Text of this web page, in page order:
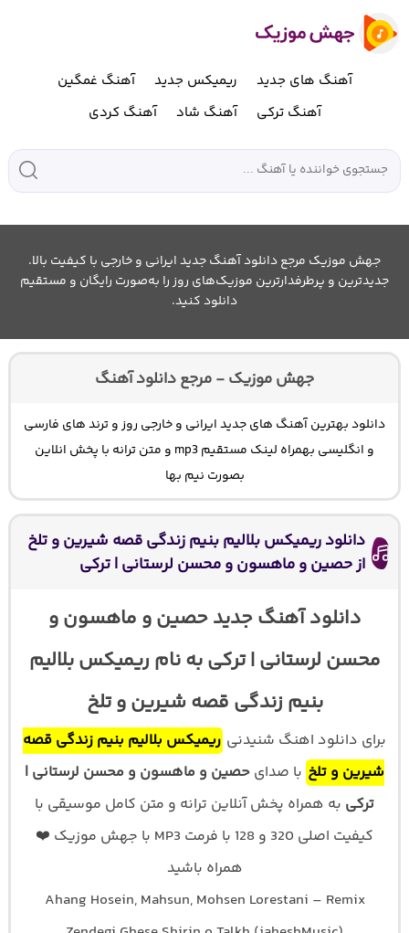
آهنگ های جدید ریمیکس جدید
آهنگ غمگین
آهنگ ترکی
آهنگ شاد آهنگ کردی
جهش موزیک مرجع دانلود آهنگ جدید ایرانی و خارجی با کیفیت بالا.
جدیدترین و پرطرفدارترین موزیک‌های روز را به‌صورت رایگان و مستقیم
دانلود کنید.
جهش موزیک - مرجع دانلود آهنگ
دانلود بهترین آهنگ های جدید ایرانی و خارجی روز و ترند های فارسی
و انگلیسی بهمراه لینک مستقیم mp3 و متن ترانه با پخش انلاین
بصورت نیم بها
دانلود ریمیکس بلالیم بنیم زندگی قصه شیرین و تلخ
از حصین و ماهسون و محسن لرستانی | ترکی
دانلود آهنگ جدید حصین و ماهسون و
محسن لرستانی | ترکی به نام ریمیکس بلالیم
بنیم زندگی قصه شیرین و تلخ
برای دانلود اهنگ شنیدنی ریمیکس بلالیم بنیم زندگی قصه
شیرین و تلخ با صدای حصین و ماهسون و محسن لرستانی |
ترکی به همراه پخش آنلاین ترانه و متن کامل موسیقی با
کیفیت اصلی 320 و 128 با فرمت MP3 با جهش موزیک ❤️
همراه باشید
Ahang Hosein, Mahsun, Mohsen Lorestani – Remix